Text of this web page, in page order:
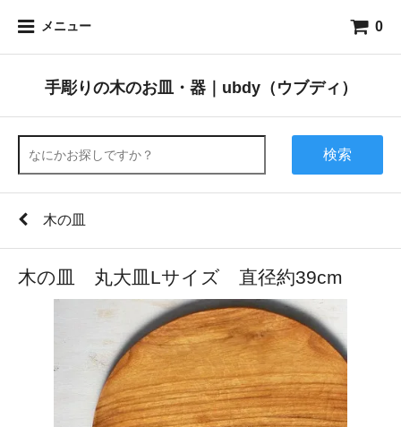
メニュー 0
手彫りの木のお皿・器｜ubdy（ウブディ）
検索
木の皿
木の皿 丸大皿Lサイズ 直径約39cm